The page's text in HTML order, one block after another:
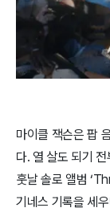
마이클 잭슨은 팝
다. 열 살도 되기
훗날 솔로 앨범
기네스 기록을 세